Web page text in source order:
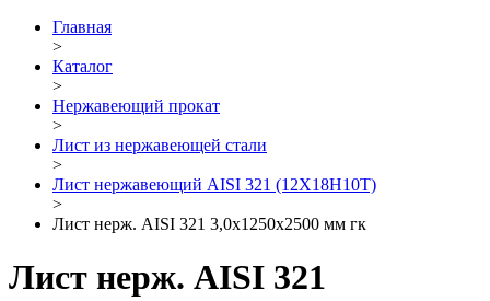
Главная
>
Каталог
>
Нержавеющий прокат
>
Лист из нержавеющей стали
>
Лист нержавеющий AISI 321 (12Х18Н10Т)
>
Лист нерж. AISI 321 3,0х1250х2500 мм гк
Лист нерж. AISI 321